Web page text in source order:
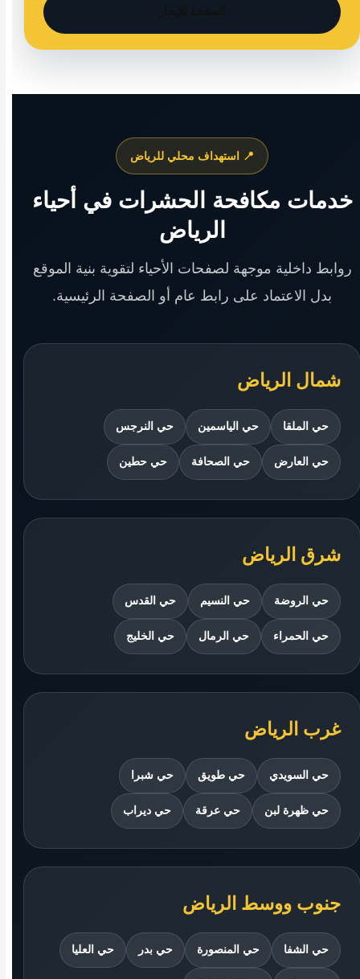
📍 استهداف محلي للرياض
خدمات مكافحة الحشرات في أحياء
الرياض
روابط داخلية موجهة لصفحات الأحياء لتقوية بنية الموقع
بدل الاعتماد على رابط عام أو الصفحة الرئيسية.
شمال الرياض
حي الملقا حي الياسمين حي النرجس
حي العارض حي الصحافة حي حطين
شرق الرياض
حي الروضة حي النسيم حي القدس
حي الحمراء حي الرمال حي الخليج
غرب الرياض
حي السويدي حي طويق حي شبرا
حي ظهرة لبن حي عرقة حي ديراب
جنوب ووسط الرياض
حي الشفا حي المنصورة حي بدر حي العليا